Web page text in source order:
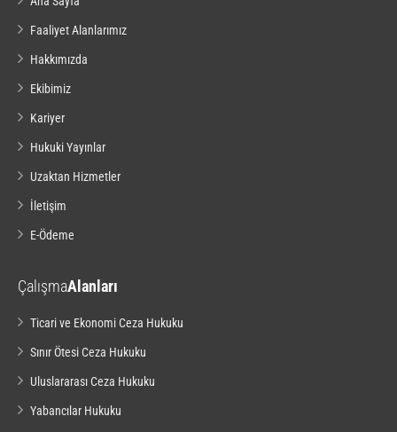
Faaliyet Alanlarımız
Hakkımızda
Ekibimiz
Kariyer
Hukuki Yayınlar
Uzaktan Hizmetler
İletişim
E-Ödeme
ÇalışmaAlanları
Ticari ve Ekonomi Ceza Hukuku
Sınır Ötesi Ceza Hukuku
Uluslararası Ceza Hukuku
Yabancılar Hukuku